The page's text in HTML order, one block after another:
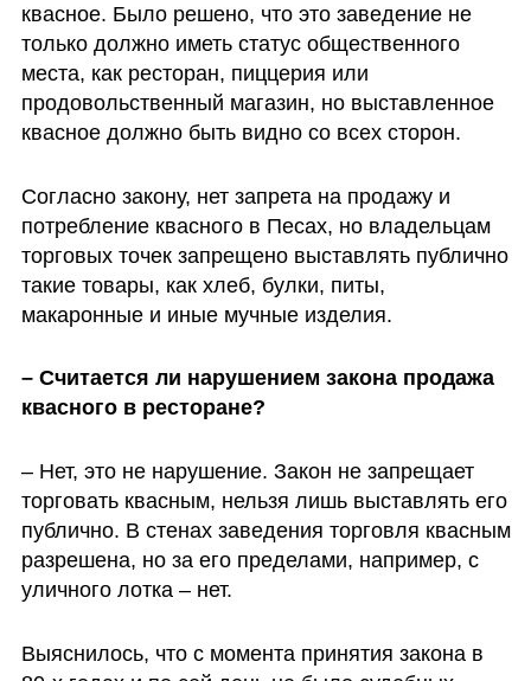
квасное. Было решено, что это заведение не
только должно иметь статус общественного
места, как ресторан, пиццерия или
продовольственный магазин, но выставленное
квасное должно быть видно со всех сторон.
Согласно закону, нет запрета на продажу и
потребление квасного в Песах, но владельцам
торговых точек запрещено выставлять публично
такие товары, как хлеб, булки, питы,
макаронные и иные мучные изделия.
– Считается ли нарушением закона продажа
квасного в ресторане?
– Нет, это не нарушение. Закон не запрещает
торговать квасным, нельзя лишь выставлять его
публично. В стенах заведения торговля квасным
разрешена, но за его пределами, например, с
уличного лотка – нет.
Выяснилось, что с момента принятия закона в